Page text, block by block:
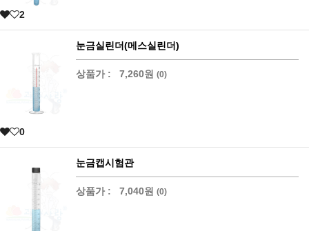
2
눈금실린더(메스실린더)
상품가 : 7,260원 (0)
0
눈금캡시험관
상품가 : 7,040원 (0)